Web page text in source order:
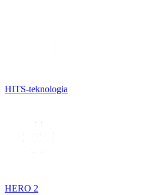
HITS-teknologia
HERO 2